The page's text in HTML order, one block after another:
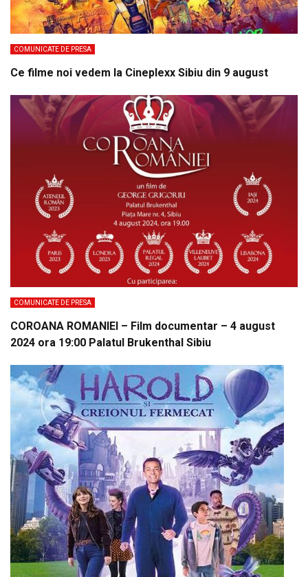
COMUNICATE DE PRESA
Ce filme noi vedem la Cineplexx Sibiu din 9 august
COMUNICATE DE PRESA
COROANA ROMANIEI – Film documentar – 4 august
2024 ora 19:00 Palatul Brukenthal Sibiu